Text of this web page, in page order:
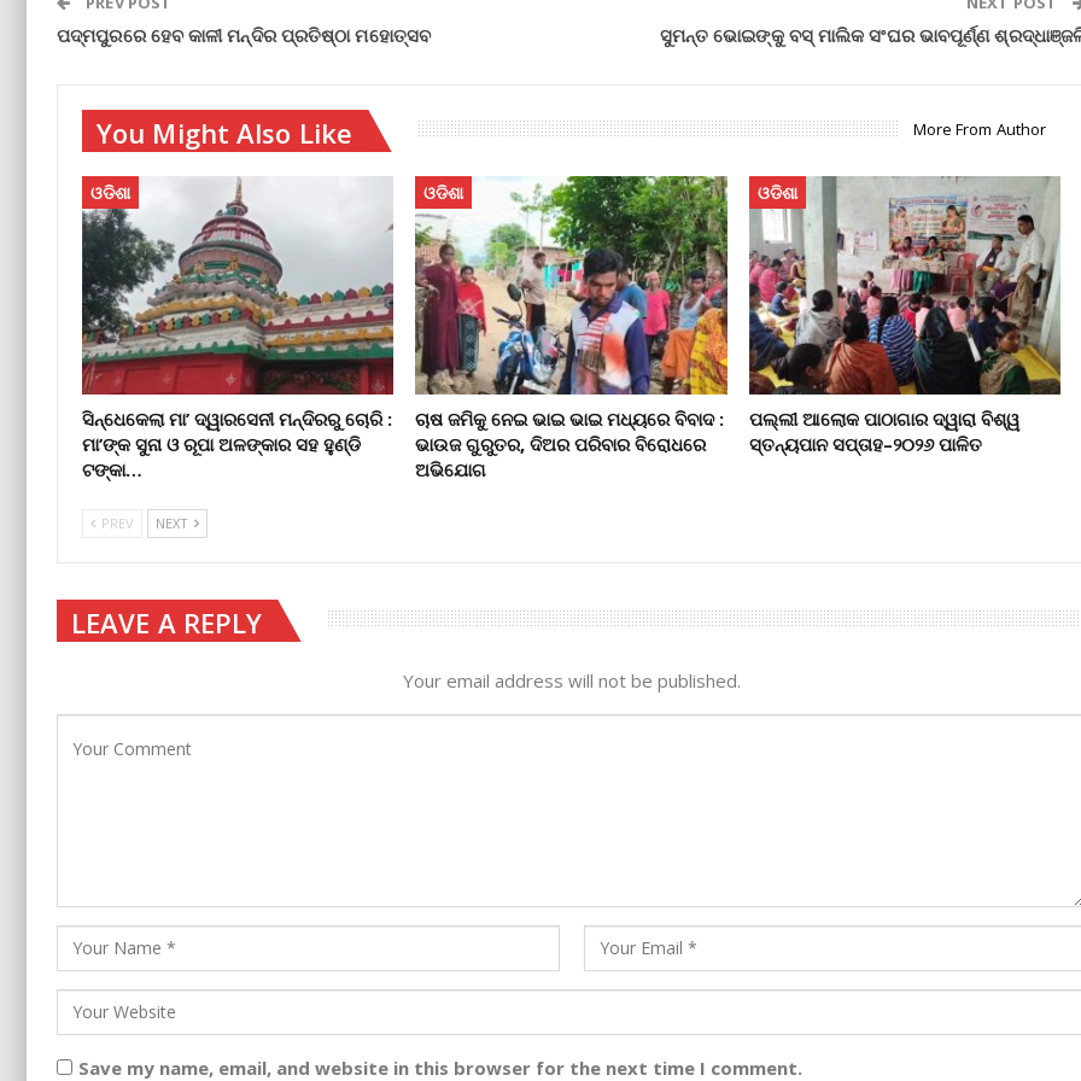
ପଦ୍ମପୁରରେ ହେବ କାଳୀ ମନ୍ଦିର ପ୍ରତିଷ୍ଠା ମହୋତ୍ସବ ସୁମନ୍ତ ଭୋଇଙ୍କୁ ବସ୍‌ ମାଲିକ ସଂଘର ଭାବପୂର୍ଣ୍ଣ
You Might Also Like More From Author
ଓଡିଶା
ସିନ୍ଧେକେଲା ମା’ ଦ୍ୱାରସେନୀ ମନ୍ଦିରରୁ ଚୋରି :
ମା’ଙ୍କ ସୁନା ଓ ରୂପା ଅଳଙ୍କାର ସହ ହୁଣ୍ଡି
ଟଙ୍କା…
ଓଡିଶା
ଚାଷ ଜମିକୁ ନେଇ ଭାଇ ଭାଇ ମଧ୍ୟରେ ବିବାଦ :
ଭାଉଜ ଗୁରୁତର, ଦିଅର ପରିବାର ବିରୋଧରେ
ଅଭିଯୋଗ
ଓଡିଶା
ପଲ୍ଲୀ ଆଲୋକ ପାଠାଗାର ଦ୍ୱାରା ବିଶ୍ୱ
ସ୍ତନ୍ୟପାନ ସପ୍ତାହ–୨୦୨୬ ପାଳିତ
PREV NEXT
LEAVE A REPLY
Your email address will not be published.
Save my name, email, and website in this browser for the next time I comment.